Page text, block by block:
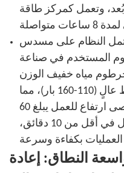
بُعد، وتعمل كمركز طاقة
النظام على مسدس
المستخدم في صناعة
1.2 كجم، وخرطوم مياه خفيف الوزن
بطول 80 مترًا، وغسالة ضغط عالٍ (110-160 بار)، مما
يضمن أداء تنظيف قويًا على أقصى ارتفاع للعمل يبلغ 60
مترًا. يمكن نشر النظام بالكامل في أقل من 10 دقائق،
النطاق: إعادة